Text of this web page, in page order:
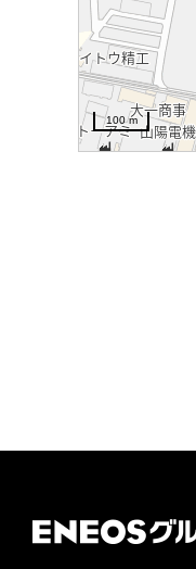
100 m